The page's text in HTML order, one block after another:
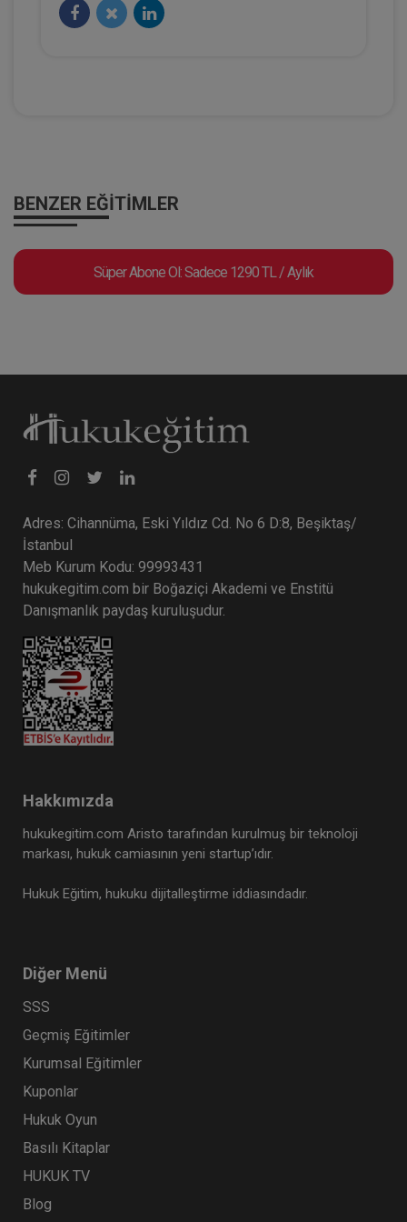
HMGS Rehberi 2025 | 1. Bölüm - Prof.
Dr. Şebnem AKİPEK ÖCAL
Eğitim Yapıldı Tekrar Talep Et
CJC: 2. Sezon 5. Nüsha: Yargıtay
Kararları Dergisi Ocak 2023 ve Şubat
2024 Medenî Hukuka İlişkin Kararlar
Eğitim Yapıldı
Hukuk TV
Hukuka İlişkin Kararlar
Hukuk TV
BENZER EĞITIMLER
Süper Abone Ol: Sadece 1290 TL / Aylık
Adres: Cihannüma, Eski Yıldız Cd. No 6 D:8, Beşiktaş/
İstanbul
Meb Kurum Kodu: 99993431
hukukegitim.com bir Boğaziçi Akademi ve Enstitü
Danışmanlık paydaş kuruluşudur.
Hakkımızda
hukukegitim.com Aristo tarafından kurulmuş bir teknoloji
markası, hukuk camiasının yeni startup’ıdır.
Hukuk Eğitim, hukuku dijitalleştirme iddiasındadır.
Diğer Menü
SSS
Geçmiş Eğitimler
Kurumsal Eğitimler
Kuponlar
Hukuk Oyun
Basılı Kitaplar
HUKUK TV
Blog